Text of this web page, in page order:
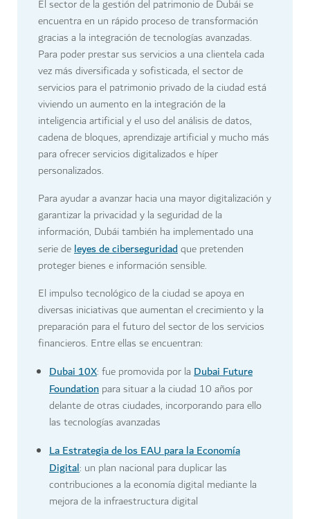
El sector de la gestión del patrimonio de Dubái se
encuentra en un rápido proceso de transformación
gracias a la integración de tecnologías avanzadas.
Para poder prestar sus servicios a una clientela cada
vez más diversificada y sofisticada, el sector de
servicios para el patrimonio privado de la ciudad está
viviendo un aumento en la integración de la
inteligencia artificial y el uso del análisis de datos,
cadena de bloques, aprendizaje artificial y mucho más
para ofrecer servicios digitalizados e híper
personalizados.
Para ayudar a avanzar hacia una mayor digitalización y
garantizar la privacidad y la seguridad de la
información, Dubái también ha implementado una
serie deleyes de ciberseguridadque pretenden
proteger bienes e información sensible.
El impulso tecnológico de la ciudad se apoya en
diversas iniciativas que aumentan el crecimiento y la
preparación para el futuro del sector de los servicios
financieros. Entre ellas se encuentran:
Dubai 10X: fue promovida por la Dubai Future
Foundation para situar a la ciudad 10 años por
delante de otras ciudades, incorporando para ello
las tecnologías avanzadas
La Estrategia de los EAU para la Economía
Digital: un plan nacional para duplicar las
contribuciones a la economía digital mediante la
mejora de la infraestructura digital